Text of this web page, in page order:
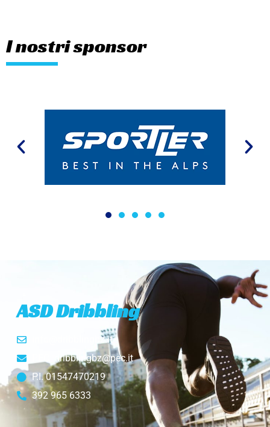
I nostri sponsor
ASD Dribbling
info@dribblingbz.it
PEC: dribblingbz@pec.it
P.I. 01547470219
392 965 6333